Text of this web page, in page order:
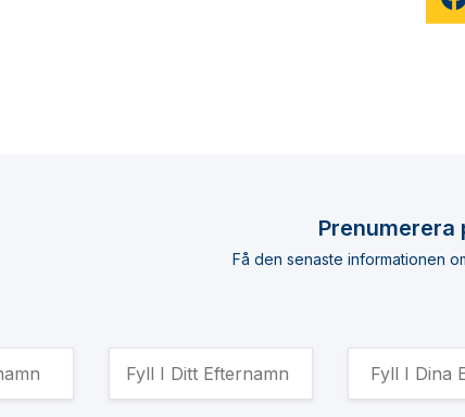
Få den senaste informationen